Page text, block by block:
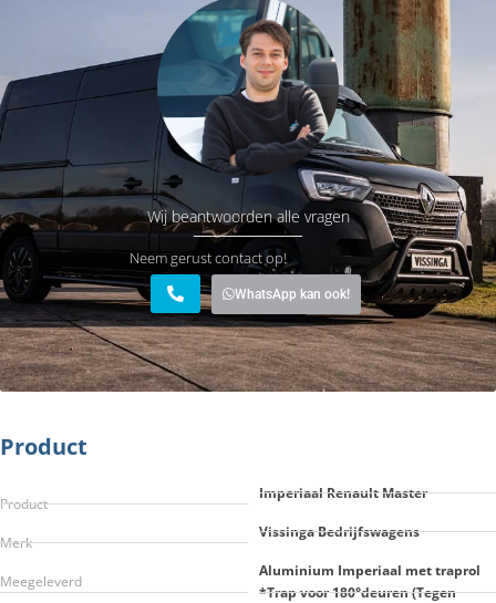
Product
Product
Merk
Meegeleverd
Imperiaal Renault Master
Vissinga Bedrijfswagens
Aluminium Imperiaal met traprol
*Trap voor 180°deuren (Tegen
Wij beantwoorden alle vragen
Neem gerust contact op!
WhatsApp kan ook!